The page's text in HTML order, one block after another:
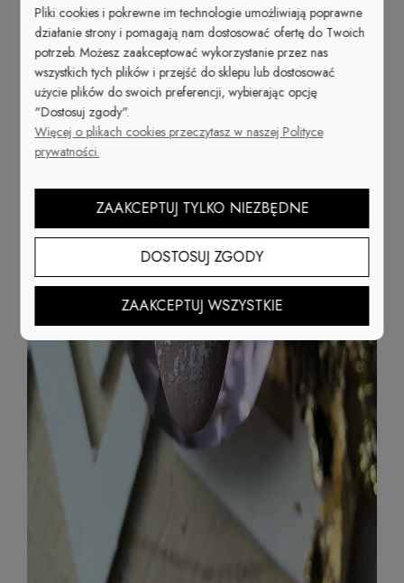
Pliki cookies i pokrewne im technologie umożliwiają poprawne
działanie strony i pomagają nam dostosować ofertę do Twoich
potrzeb. Możesz zaakceptować wykorzystanie przez nas
wszystkich tych plików i przejść do sklepu lub dostosować
użycie plików do swoich preferencji, wybierając opcję
"Dostosuj zgody".
Więcej o plikach cookies przeczytasz w naszej Polityce
prywatności.
ZAAKCEPTUJ TYLKO NIEZBĘDNE
DOSTOSUJ ZGODY
ZAAKCEPTUJ WSZYSTKIE